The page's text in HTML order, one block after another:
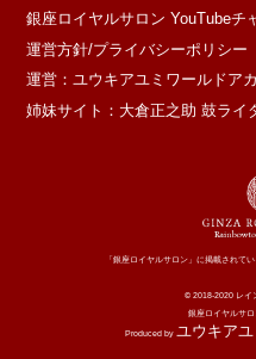
銀座ロイヤルサロン YouTubeチ
運営方針/プライバシーポリシー
運営：ユウキアユミワールドア
姉妹サイト：大倉正之助 鼓ライ
「銀座ロイヤルサロン」に掲載されて
© 2018-2020 レイ
銀座ロイヤルサ
Produced by ユウキア